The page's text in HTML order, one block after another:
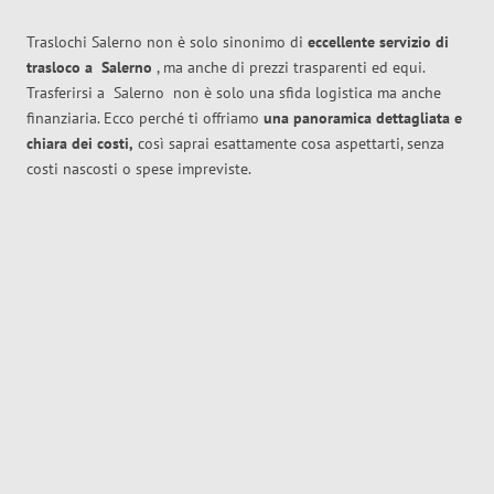
Traslochi Salerno non è solo sinonimo di eccellente servizio di
trasloco a Salerno , ma anche di prezzi trasparenti ed equi.
Trasferirsi a Salerno non è solo una sfida logistica ma anche
finanziaria. Ecco perché ti offriamo una panoramica dettagliata e
chiara dei costi, così saprai esattamente cosa aspettarti, senza
costi nascosti o spese impreviste.